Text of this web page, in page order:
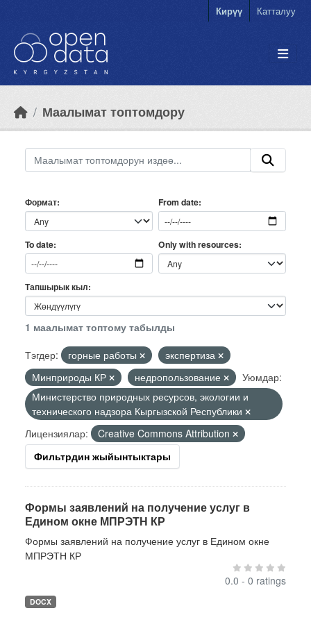
Кирүү Катталуу
Маалымат топтомдору
Формат From date
To date Only with resources
Тапшырык кыл
1 маалымат топтому табылды
Тэгдер:
горные работы
экспертиза
Минприроды КР
недропользование
Уюмдар:
Министерство природных ресурсов, экологии и
технического надзора Кыргызской Республики
Лицензиялар:
Creative Commons Attribution
Фильтрдин жыйынтыктары
Формы заявлений на получение услуг в
Едином окне МПРЭТН КР
Формы заявлений на получение услуг в Едином окне
МПРЭТН КР
0.0 - 0 ratings
DOCX